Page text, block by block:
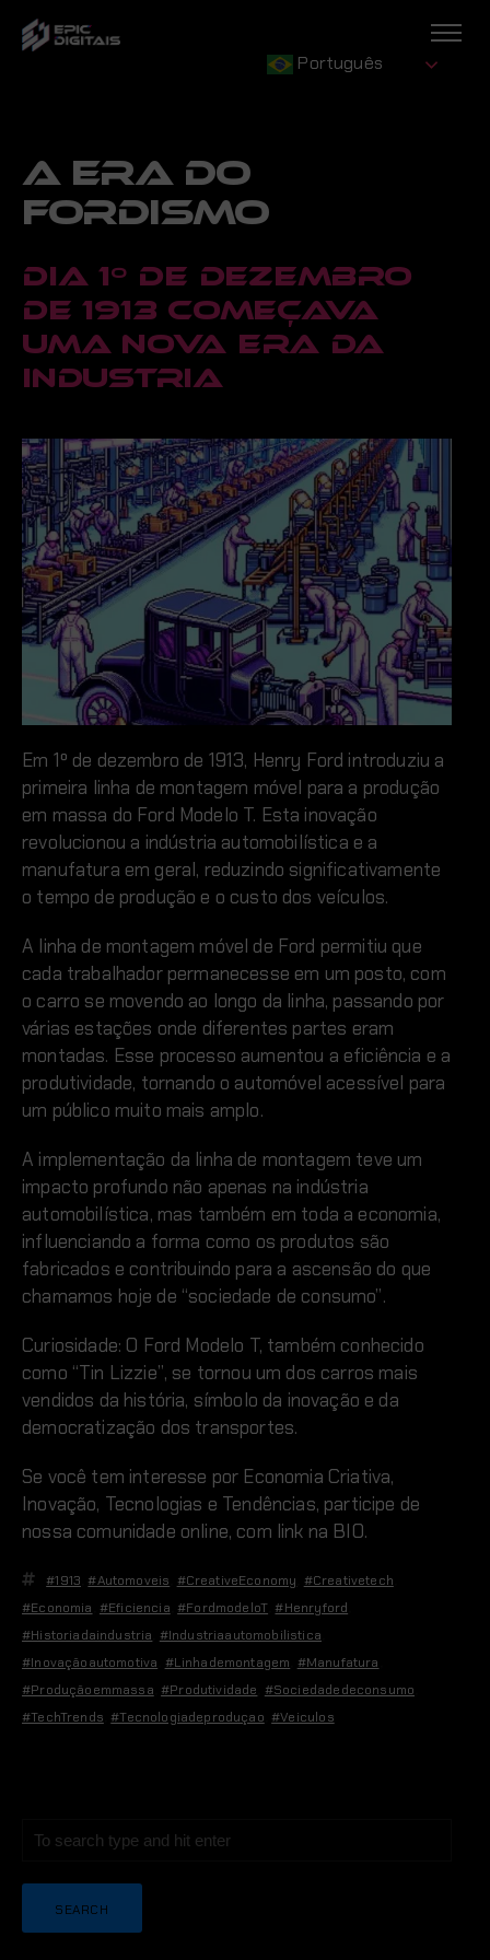
A ERA DO
FORDISMO
Dia 1º de Dezembro
de 1913 começava
uma nova era da
industria
Em 1º de dezembro de 1913, Henry Ford introduziu a
primeira linha de montagem móvel para a produção
em massa do Ford Modelo T. Esta inovação
revolucionou a indústria automobilística e a
manufatura em geral, reduzindo significativamente
o tempo de produção e o custo dos veículos.
A linha de montagem móvel de Ford permitiu que
cada trabalhador permanecesse em um posto, com
o carro se movendo ao longo da linha, passando por
várias estações onde diferentes partes eram
montadas. Esse processo aumentou a eficiência e a
produtividade, tornando o automóvel acessível para
um público muito mais amplo.
A implementação da linha de montagem teve um
impacto profundo não apenas na indústria
automobilística, mas também em toda a economia,
influenciando a forma como os produtos são
fabricados e contribuindo para a ascensão do que
chamamos hoje de “sociedade de consumo”.
Curiosidade: O Ford Modelo T, também conhecido
como “Tin Lizzie”, se tornou um dos carros mais
vendidos da história, símbolo da inovação e da
democratização dos transportes.
Se você tem interesse por Economia Criativa,
Inovação, Tecnologias e Tendências, participe de
nossa comunidade online, com link na BIO.
#1913 #automoveis #CreativeEconomy #creativetech
#economia #eficiencia #FordmodeloT #henryford
#historiadaindustria #industriaautomobilistica
#inovaçãoautomotiva #linhademontagem #manufatura
#produçãoemmassa #produtividade #sociedadedeconsumo
#TechTrends #tecnologiadeproduçao #veiculos
Português